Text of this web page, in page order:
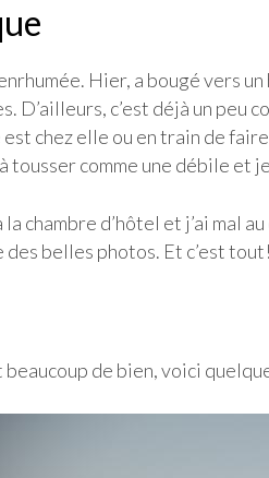
Hier, a bougé vers
D’ailleurs, c’est déjà un
chez elle ou en train de
tousser comme une débile et
chambre d’hôtel et j’ai mal
belles photos. Et c’est
de bien, voici